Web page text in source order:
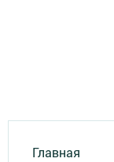
Главная